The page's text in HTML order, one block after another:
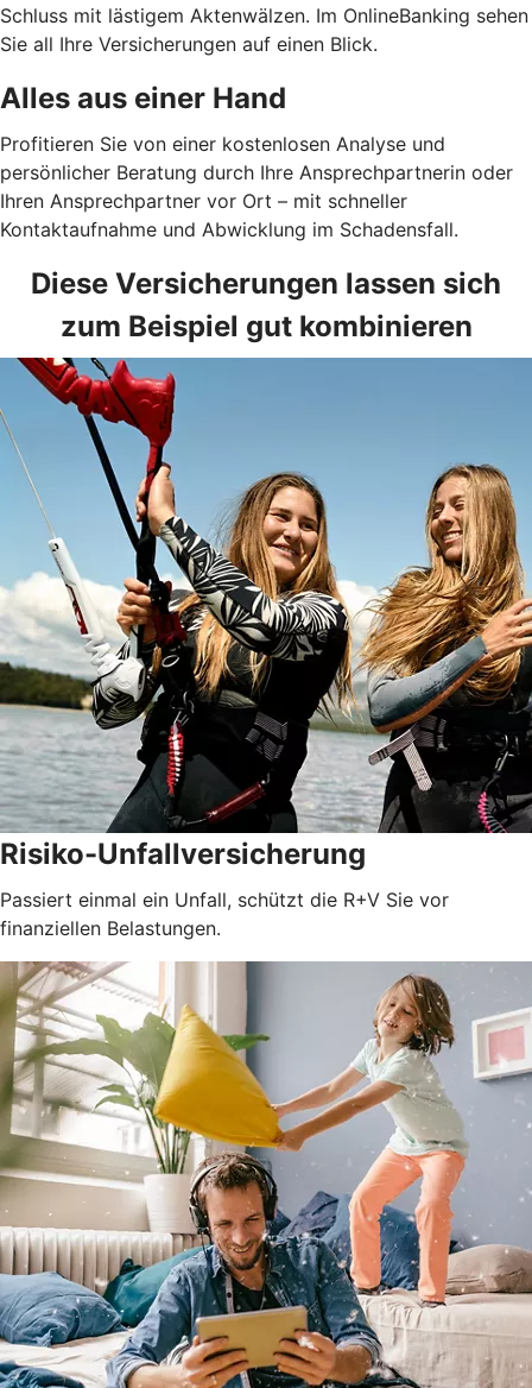
Schluss mit lästigem Aktenwälzen. Im OnlineBanking sehen
Sie all Ihre Versicherungen auf einen Blick.
Alles aus einer Hand
Profitieren Sie von einer kostenlosen Analyse und
persönlicher Beratung durch Ihre Ansprechpartnerin oder
Ihren Ansprechpartner vor Ort – mit schneller
Kontaktaufnahme und Abwicklung im Schadensfall.
Diese Versicherungen lassen sich
zum Beispiel gut kombinieren
Risiko-Unfallversicherung
Passiert einmal ein Unfall, schützt die R+V Sie vor
finanziellen Belastungen.